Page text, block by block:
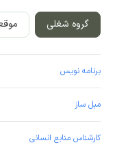
گروه شغلی
برنامه نویس
مبل ساز
کارشناس منابع انسانی